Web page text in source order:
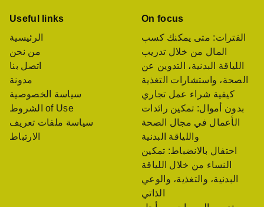
Useful links
الرئيسية
من نحن
اتصل بنا
مدونة
سياسة الخصوصية
الشروط of Use
سياسة ملفات تعريف
الارتباط
On focus
الفترات: متى يمكنك كسب
المال من خلال تدريب
اللياقة البدنية، التدوين عن
الصحة، واستشارات التغذية
كيفية شراء عمل تجاري
بدون أموال: تمكين رائدات
الأعمال في مجال الصحة
واللياقة البدنية
احتفال بالانضباط: تمكين
النساء من خلال اللياقة
البدنية، والتغذية، والوعي
الذاتي